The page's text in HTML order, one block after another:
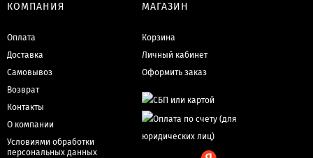
КОМПАНИЯ
Оплата
Доставка
Самовывоз
Возврат
Контакты
О компании
Условиями обработки
персональных данных
МАГАЗИН
Корзина
Личный кабинет
Оформить заказ